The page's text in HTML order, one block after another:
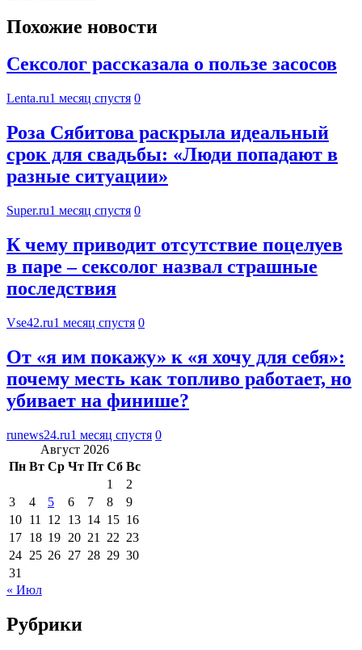
Похожие новости
Сексолог рассказала о пользе засосов
Lenta.ru1 месяц спустя 0
Роза Сябитова раскрыла идеальный
срок для свадьбы: «Люди попадают в
разные ситуации»
Super.ru1 месяц спустя 0
К чему приводит отсутствие поцелуев
в паре – сексолог назвал страшные
последствия
Vse42.ru1 месяц спустя 0
От «я им покажу» к «я хочу для себя»:
почему месть как топливо работает, но
убивает на финише?
runews24.ru1 месяц спустя 0
Август 2026
Пн Вт Ср Чт Пт Сб Вс
1
2
3
4 5 6 7 8
9
10 11 12 13 14 15 16
17 18 19 20 21 22 23
24 25 26 27 28 29 30
31
« Июл
Рубрики